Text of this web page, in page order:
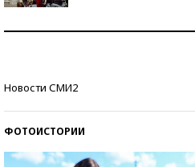
Новости СМИ2
ФОТОИСТОРИИ